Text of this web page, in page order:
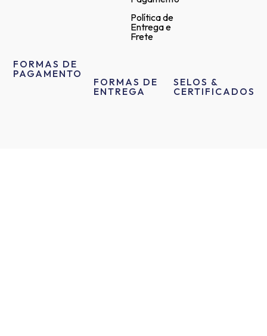
Política de
Entrega e
Frete
FORMAS DE
PAGAMENTO
FORMAS DE
ENTREGA
SELOS &
CERTIFICADOS